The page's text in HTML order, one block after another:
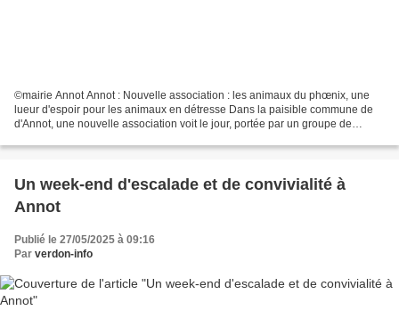
©mairie Annot Annot : Nouvelle association : les animaux du phœnix, une
lueur d'espoir pour les animaux en détresse Dans la paisible commune de
d'Annot, une nouvelle association voit le jour, portée par un groupe de
Un week-end d'escalade et de convivialité à
Annot
Publié le 27/05/2025 à 09:16
Par verdon-info